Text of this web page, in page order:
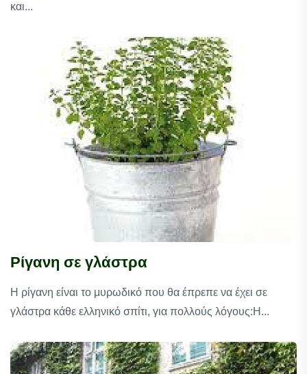
και...
Ρίγανη σε γλάστρα
Η ρίγανη είναι το μυρωδικό που θα έπρεπε να έχει σε
γλάστρα κάθε ελληνικό σπίτι, για πολλούς λόγους:Η...